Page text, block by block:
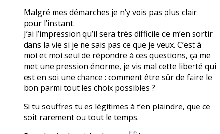
Malgré mes démarches je n’y vois pas plus clair
pour l’instant.
J’ai l’impression qu’il sera très difficile de m’en sortir
dans la vie si je ne sais pas ce que je veux. C’est à
moi et moi seul de répondre à ces questions, ça me
met une pression énorme, je vis mal cette liberté qui
est en soi une chance : comment être sûr de faire le
bon parmi tout les choix possibles ?
Si tu souffres tu es légitimes à t’en plaindre, que ce
soit rarement ou tout le temps.